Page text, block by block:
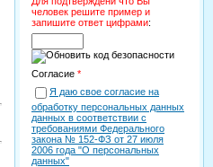
человек решите пример и
запишите ответ цифрами:
Согласие *
Я даю свое согласие на
обработку персональных данных
данных в соответствии с
требованиями Федерального
закона № 152-ФЗ от 27 июля
2006 года "О персональных
данных"